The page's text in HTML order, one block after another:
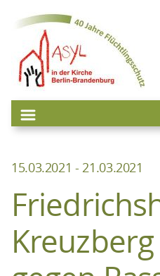
Inhalt
springen
15.03.2021 - 21.03.2021